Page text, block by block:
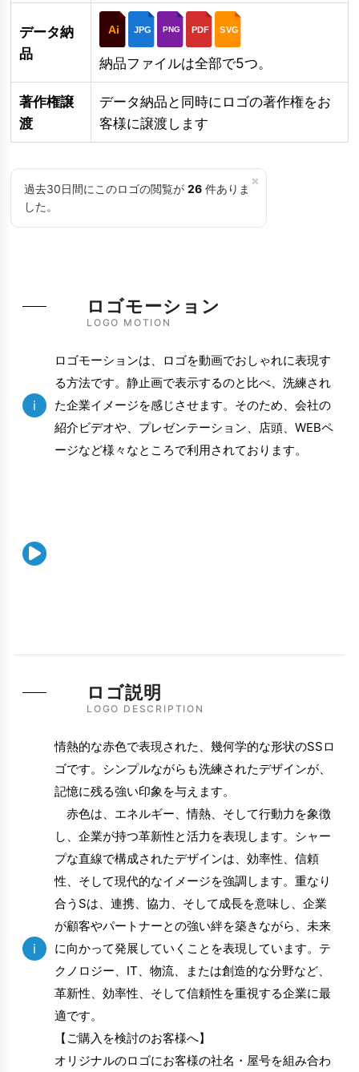
データ納
品
Ai JPG PNG PDF SVG
納品ファイルは全部で5つ。
著作権譲
渡
データ納品と同時にロゴの著作権をお
客様に譲渡します
×
過去30日間にこのロゴの閲覧が 26 件ありま
した。
LOGO MOTION
ロゴモーション
i
ロゴモーションは、ロゴを動画でおしゃれに表現す
る方法です。静止画で表示するのと比べ、洗練され
た企業イメージを感じさせます。そのため、会社の
紹介ビデオや、プレゼンテーション、店頭、WEBペ
ージなど様々なところで利用されております。

LOGO DESCRIPTION
ロゴ説明
i
情熱的な赤色で表現された、幾何学的な形状のSSロ
ゴです。シンプルながらも洗練されたデザインが、
記憶に残る強い印象を与えます。
赤色は、エネルギー、情熱、そして行動力を象徴
し、企業が持つ革新性と活力を表現します。シャー
プな直線で構成されたデザインは、効率性、信頼
性、そして現代的なイメージを強調します。重なり
合うSは、連携、協力、そして成長を意味し、企業
が顧客やパートナーとの強い絆を築きながら、未来
に向かって発展していくことを表現しています。テ
クノロジー、IT、物流、または創造的な分野など、
革新性、効率性、そして信頼性を重視する企業に最
適です。
【ご購入を検討のお客様へ】
オリジナルのロゴにお客様の社名・屋号を組み合わ